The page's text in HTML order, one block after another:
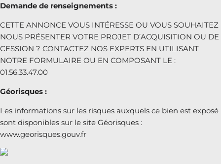
Demande de renseignements :
CETTE ANNONCE VOUS INTÉRESSE OU VOUS SOUHAITEZ
NOUS PRÉSENTER VOTRE PROJET D’ACQUISITION OU DE
CESSION ? CONTACTEZ NOS EXPERTS EN UTILISANT
NOTRE FORMULAIRE OU EN COMPOSANT LE :
01.56.33.47.00
Géorisques :
Les informations sur les risques auxquels ce bien est exposé
sont disponibles sur le site Géorisques :
www.georisques.gouv.fr